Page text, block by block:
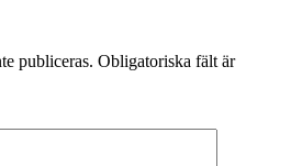
publiceras. Obligatoriska fält är